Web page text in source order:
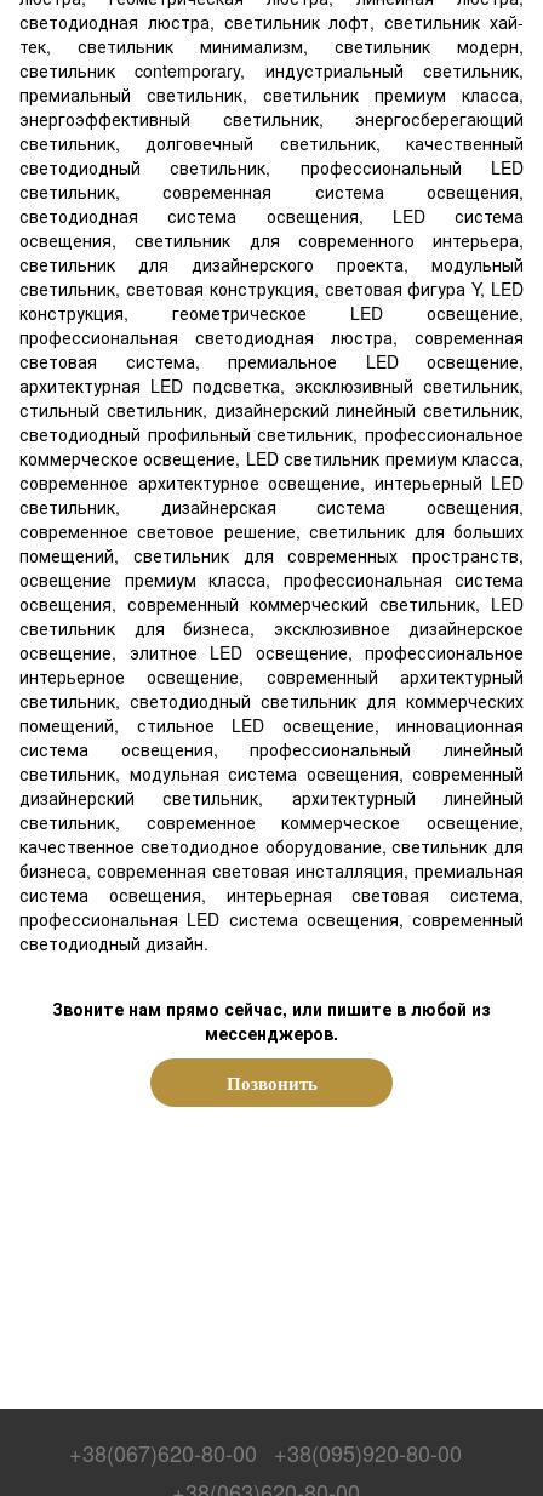
светодиодная люстра, светильник лофт, светильник хай-
тек, светильник минимализм, светильник модерн,
светильник contemporary, индустриальный светильник,
премиальный светильник, светильник премиум класса,
энергоэффективный светильник, энергосберегающий
светильник, долговечный светильник, качественный
светодиодный светильник, профессиональный LED
светильник, современная система освещения,
светодиодная система освещения, LED система
освещения, светильник для современного интерьера,
светильник для дизайнерского проекта, модульный
светильник, световая конструкция, световая фигура Y, LED
конструкция, геометрическое LED освещение,
профессиональная светодиодная люстра, современная
световая система, премиальное LED освещение,
архитектурная LED подсветка, эксклюзивный светильник,
стильный светильник, дизайнерский линейный светильник,
светодиодный профильный светильник, профессиональное
коммерческое освещение, LED светильник премиум класса,
современное архитектурное освещение, интерьерный LED
светильник, дизайнерская система освещения,
современное световое решение, светильник для больших
помещений, светильник для современных пространств,
освещение премиум класса, профессиональная система
освещения, современный коммерческий светильник, LED
светильник для бизнеса, эксклюзивное дизайнерское
освещение, элитное LED освещение, профессиональное
интерьерное освещение, современный архитектурный
светильник, светодиодный светильник для коммерческих
помещений, стильное LED освещение, инновационная
система освещения, профессиональный линейный
светильник, модульная система освещения, современный
дизайнерский светильник, архитектурный линейный
светильник, современное коммерческое освещение,
качественное светодиодное оборудование, светильник для
бизнеса, современная световая инсталляция, премиальная
система освещения, интерьерная световая система,
профессиональная LED система освещения, современный
светодиодный дизайн.
Звоните нам прямо сейчас, или пишите в любой из
мессенджеров.
Позвонить
+38(067)620-80-00
+38(095)920-80-00